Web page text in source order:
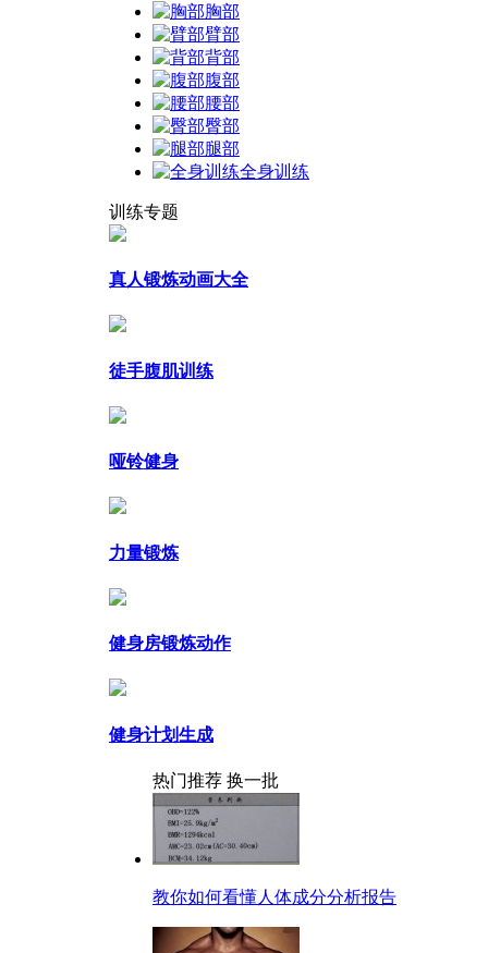
胸部
臂部
背部
腹部
腰部
臀部
腿部
全身训练
训练专题
真人锻炼动画大全
徒手腹肌训练
哑铃健身
力量锻炼
健身房锻炼动作
健身计划生成
热门推荐 换一批
教你如何看懂人体成分分析报告